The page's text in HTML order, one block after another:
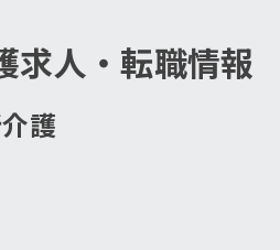
求人・転職情報
護